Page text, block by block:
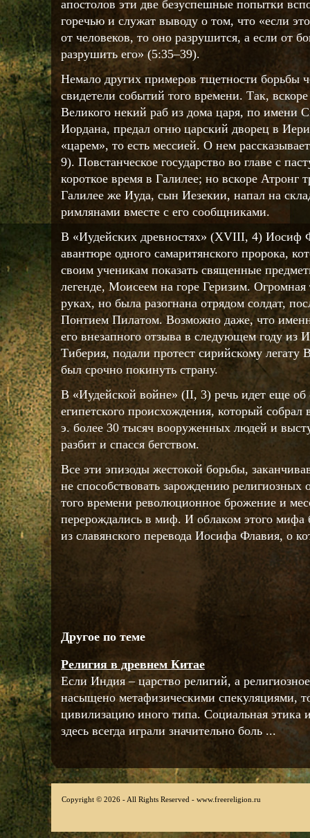
апостолов эти две безуспешные попытки
горечью и служат выводу о том, что «если
от человеков, то оно разрушится, а если от
разрушить его» (5:35–39).
Немало других примеров тщетности борьбы
свидетели событий того времени. Так,
Великого некий раб из дома царя, по имени
Иордана, предал огню царский дворец в
«царем», то есть мессией. О нем
9). Повстанческое государство во главе с
короткое время в Галилее; но вскоре Атронг
Галилее же Иуда, сын Иезекии, напал на
римлянами вместе с его сообщниками.
В «Иудейских древностях» (XVIII, 4) Иосиф
авантюре одного самаритянского пророка,
своим ученикам показать священные
легенде, Моисеем на горе Геризим.
руках, но была разогнана отрядом солдат,
Понтием Пилатом. Возможно даже, что
его внезапного отзыва в следующем году из
Тиберия, подали протест сирийскому
был срочно покинуть страну.
В «Иудейской войне» (II, 3) речь идет еще об
египетского происхождения, который
э. более 30 тысяч вооруженных людей и
разбит и спасся бегством.
Все эти эпизоды жестокой борьбы,
не способствовать зарождению религиозных
того времени революционное брожение и
перерождались в миф. И облаком этого мифа
из славянского перевода Иосифа Флавия, о
Другое по теме
Религия в древнем Китае
Если Индия – царство религий, а
насыщено метафизическими спекуляциями,
цивилизацию иного типа. Социальная этика
здесь всегда играли значительно боль ...
Copyright © 2026 - All Rights Reserved - www.freereligion.ru